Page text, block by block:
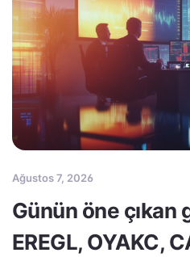
Ağustos 7, 2026
Günün öne çıkan
EREGL, OYAKC,